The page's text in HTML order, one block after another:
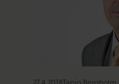
27.4.2018Tapio Bergholm